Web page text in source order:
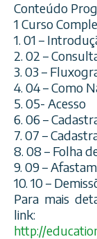
Conteúdo
1 Curso
1. 01 –
2. 02 –
3. 03 –
4. 04 – Como
5. 05- Acesso
6. 06 –
7. 07 –
8. 08 – Folha
9. 09 –
10. 10 –
Para mais
link:
http://